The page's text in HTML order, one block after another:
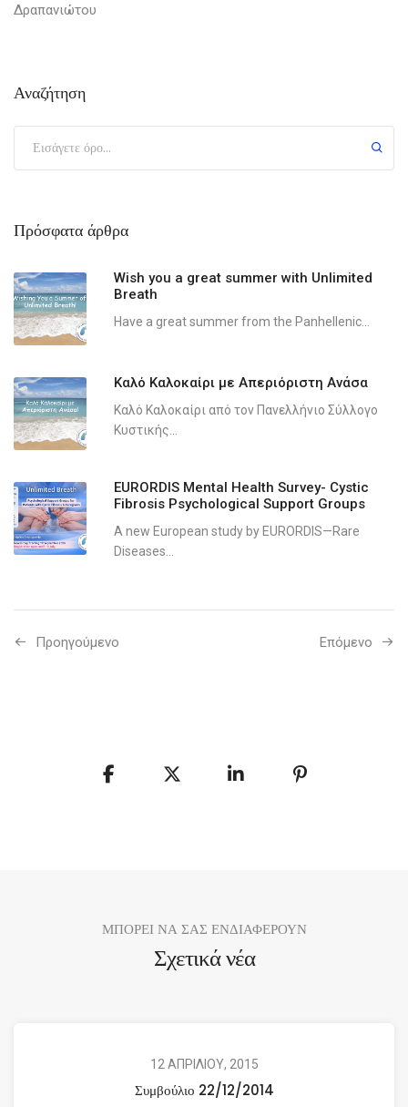
Δραπανιώτου
Αναζήτηση
Πρόσφατα άρθρα
Wish you a great summer with Unlimited
Breath
Have a great summer from the Panhellenic...
Καλό Καλοκαίρι με Απεριόριστη Ανάσα
Καλό Καλοκαίρι από τον Πανελλήνιο Σύλλογο
Κυστικής...
EURORDIS Mental Health Survey- Cystic
Fibrosis Psychological Support Groups
A new European study by EURORDIS—Rare
Diseases...
Προηγούμενo Επόμενο
ΜΠΟΡΕΙ ΝΑ ΣΑΣ ΕΝΔΙΑΦΕΡΟΥΝ
Σχετικά νέα
12 ΑΠΡΙΛΙΟΥ, 2015
Συμβούλιο 22/12/2014